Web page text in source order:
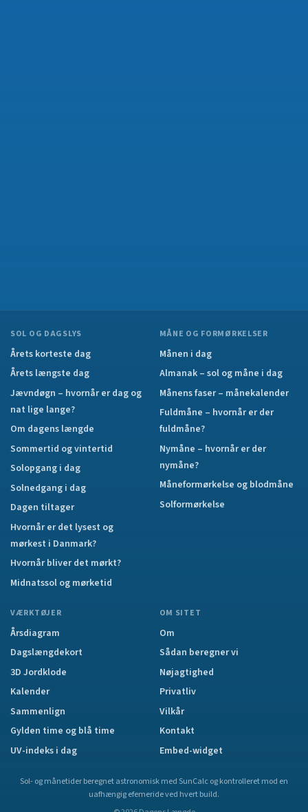
SOL OG DAGSLYS
Årets korteste dag
Årets længste dag
Jævndøgn – hvornår er dag og
nat lige lange?
Om dagens længde
Sommertid og vintertid
Solopgang i dag
Solnedgang i dag
Dagen tiltager
Hvornår er det lysest og
mørkest i Danmark?
Hvornår bliver det mørkt?
Midnatssol og mørketid
MÅNE OG FORMØRKELSER
Månen i dag
Almanak – sol og måne i dag
Månens faser – månekalender
Fuldmåne – hvornår er der
fuldmåne?
Nymåne – hvornår er der
nymåne?
Måneformørkelse og blodmåne
Solformørkelse
VÆRKTØJER
Årsdiagram
Dagslængdekort
3D Jordklode
Kalender
Sammenlign
Gylden time og blå time
UV-indeks i dag
OM SITET
Om
Sådan beregner vi
Nøjagtighed
Privatliv
Vilkår
Kontakt
Embed-widget
Sol- og månetider beregnet astronomisk med SunCalc og kontrolleret mod en
uafhængig efemeride ved hvert build.